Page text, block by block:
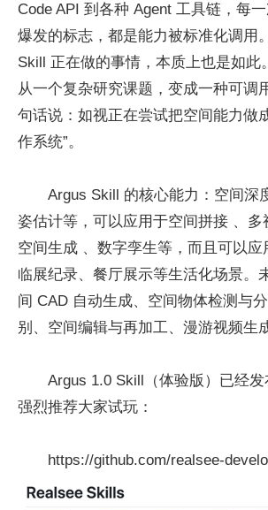
Code API 到各种 Agent 工具链，每
爆发的标志，都是能力被标准化调用
Skill 正在做的事情，本质上也是如此
从一个复杂研究课题，变成一种可调
句话说：如视正在尝试把空间能力做
作系统”。
Argus Skill 的核心能力：空间深
姿估计等，可以应用于空间拼接 、多
空间生成 、数字孪生等，而且可以应
临展纪录、餐厅展示等生活化场景。
间 CAD 自动生成、空间物体检测与
别、空间编辑与再加工、漫游视频生
Argus 1.0 Skill（体验版）已经发
强烈推荐大家试玩：
https://github.com/realsee-